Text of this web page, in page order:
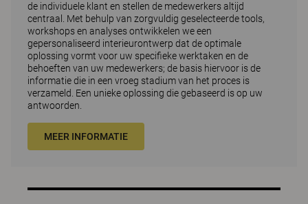
de individuele klant en stellen de medewerkers altijd
centraal. Met behulp van zorgvuldig geselecteerde tools,
workshops en analyses ontwikkelen we een
gepersonaliseerd interieurontwerp dat de optimale
oplossing vormt voor uw specifieke werktaken en de
behoeften van uw medewerkers; de basis hiervoor is de
informatie die in een vroeg stadium van het proces is
verzameld. Een unieke oplossing die gebaseerd is op uw
antwoorden.
MEER INFORMATIE